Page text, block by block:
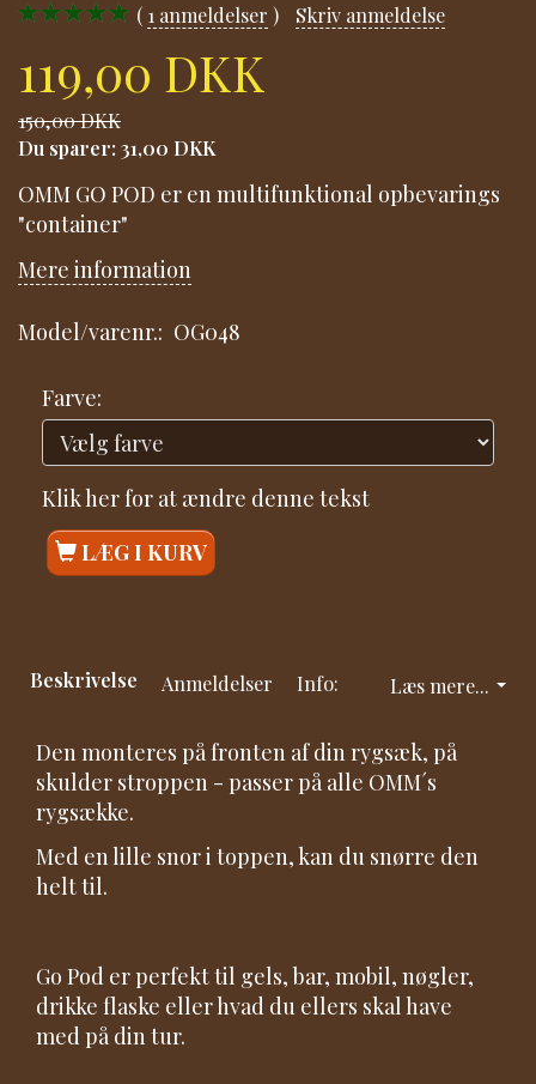
1 anmeldelser Skriv anmeldelse
119,00 DKK
150,00 DKK
Du sparer: 31,00 DKK
OMM GO POD er en multifunktional opbevarings
"container"
Mere information
Model/varenr.: OG048
Farve:
Klik her for at ændre denne tekst
LÆG I KURV
Læs mere...
Beskrivelse Anmeldelser Info:
Den monteres på fronten af din rygsæk, på
skulder stroppen - passer på alle OMM´s
rygsække.
Med en lille snor i toppen, kan du snørre den
helt til.
Go Pod er perfekt til gels, bar, mobil, nøgler,
drikke flaske eller hvad du ellers skal have
med på din tur.